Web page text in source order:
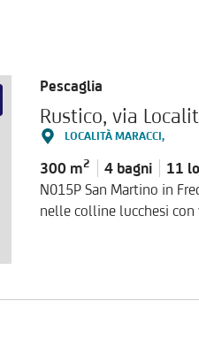
Pescaglia
LOCALITÀ MARACCI,
300 m2 4 bagni 11
N015P San Martino in
nelle colline lucchesi
(150 mq ciascuna). La
e ripostiglio; un'ampia
luminosissima veranda,